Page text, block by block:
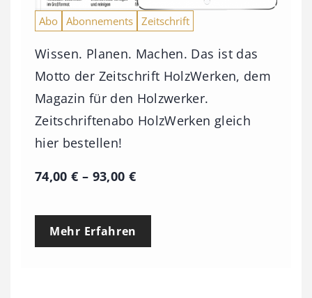
Abo Abonnements Zeitschrift
Wissen. Planen. Machen. Das ist das
Motto der Zeitschrift HolzWerken, dem
Magazin für den Holzwerker.
Zeitschriftenabo HolzWerken gleich
hier bestellen!
74,00€ – 93,00 €P
e
Mehr Erfahren